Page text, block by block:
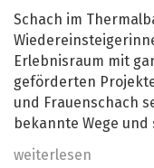
Schach im
Erlebnisraum mit
geförderten
und Frauenschach
bekannte Wege
weiterlesen